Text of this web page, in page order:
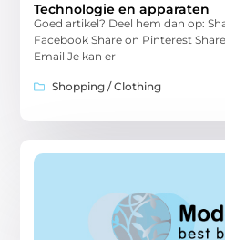
Technologie en apparaten
Goed artikel? Deel hem dan op:
Facebook Share on Pinterest
Email Je kan er
Shopping / Clothing